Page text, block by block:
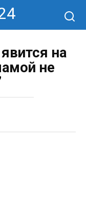
на
не